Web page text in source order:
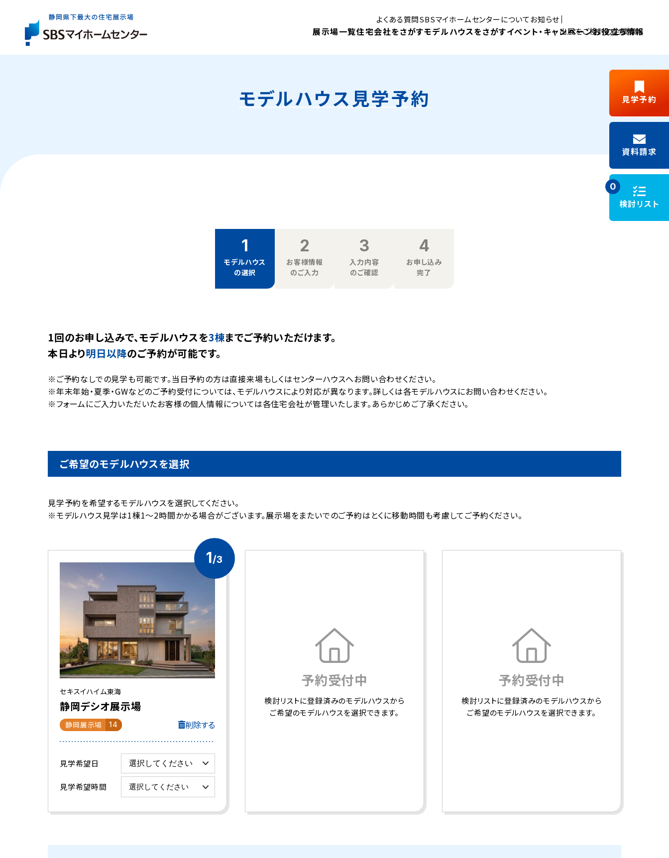
展示場一覧
御殿場展示場
住宅会社をさがすモデルハウスをさがすイベント・キャンペーンお役立ち情報
はじめての住まいづくり講座
よくある質問SBSマイホームセンターについてお知らせ
出展をご検討の企業様へ
見学予約
資料請求
検討リスト
0
モデルハウス見学予約
1
モデルハウス
の選択
2
お客様情報
のご入力
3
入力内容
のご確認
4
お申し込み
完了
1回のお申し込みで、モデルハウスを3棟までご予約いただけます。
本⽇より明日以降のご予約が可能です。
※ご予約なしでの見学も可能です。当日予約の方は直接来場もしくはセンターハウスへお問い合わせください。
※年末年始・夏季・GWなどのご予約受付については、モデルハウスにより対応が異なります。詳しくは各モデルハウスにお問い合わせください。
※フォームにご入力いただいたお客様の個人情報については各住宅会社が管理いたします。あらかじめご了承ください。
ご希望のモデルハウスを選択
⾒学予約を希望するモデルハウスを選択してください。
※モデルハウス見学は1棟1～2時間かかる場合がございます。展示場をまたいでのご予約はとくに移動時間も考慮してご予約ください。
1/3
セキスイハイム東海
静岡デシオ展示場
静岡展示場 14 削除する
見学希望日
見学希望時間
予約受付中
検討リストに登録済みのモデルハウスから
ご希望のモデルハウスを選択できます。
予約受付中
検討リストに登録済みのモデルハウスから
ご希望のモデルハウスを選択できます。